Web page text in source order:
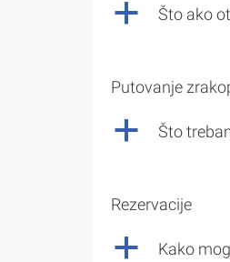
a Što ako
Putovanje
a Što
Rezervacije
a Kako